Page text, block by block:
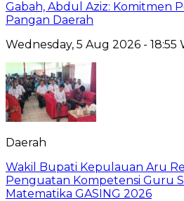
Gabah, Abdul Aziz: Komitmen
Pangan Daerah
Wednesday, 5 Aug 2026 - 18:55
Daerah
Wakil Bupati Kepulauan Aru
Penguatan Kompetensi Guru
Matematika GASING 2026